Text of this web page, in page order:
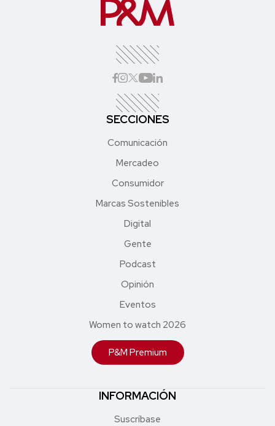
SECCIONES
Comunicación
Mercadeo
Consumidor
Marcas Sostenibles
Digital
Gente
Podcast
Opinión
Eventos
Women to watch 2026
P&M Premium
INFORMACIÓN
Suscríbase